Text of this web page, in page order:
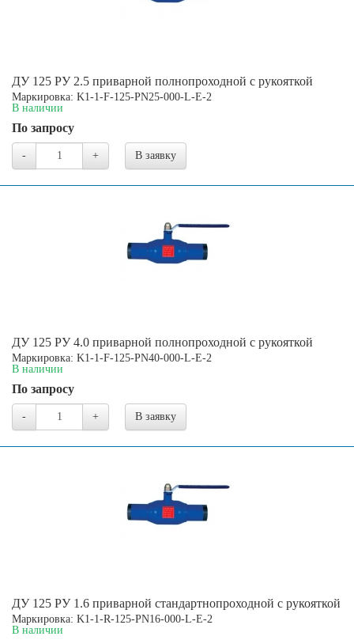
ДУ 125 РУ 2.5 приварной полнопроходной с рукояткой
Маркировка: K1-1-F-125-PN25-000-L-E-2
В наличии
По запросу
- + В заявку
ДУ 125 РУ 4.0 приварной полнопроходной с рукояткой
Маркировка: K1-1-F-125-PN40-000-L-E-2
В наличии
По запросу
- + В заявку
ДУ 125 РУ 1.6 приварной стандартнопроходной с рукояткой
Маркировка: K1-1-R-125-PN16-000-L-E-2
В наличии